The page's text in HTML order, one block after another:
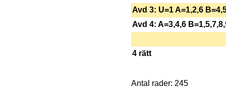
Avd 3: U=1 A=1,2,6
Avd 4: A=3,4,6
4 rätt
Antal rader: 245